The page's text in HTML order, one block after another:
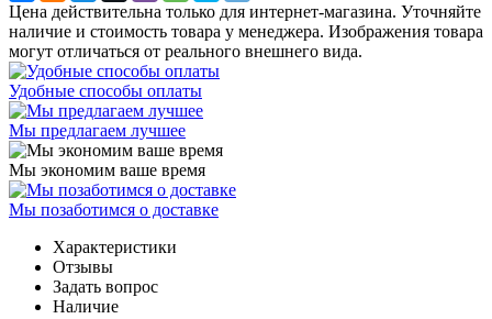
Цена действительна только для интернет-магазина. Уточняйте
наличие и стоимость товара у менеджера. Изображения товара
могут отличаться от реального внешнего вида.
Удобные способы оплаты
Мы предлагаем лучшее
Мы экономим ваше время
Мы позаботимся о доставке
Характеристики
Отзывы
Задать вопрос
Наличие